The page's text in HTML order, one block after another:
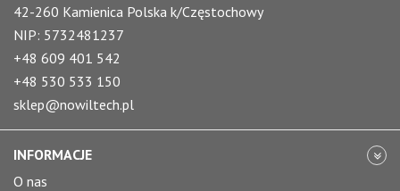
42-260 Kamienica Polska k/Częstochowy
NIP: 5732481237
+48 609 401 542
+48 530 533 150
sklep@nowiltech.pl
INFORMACJE
O nas